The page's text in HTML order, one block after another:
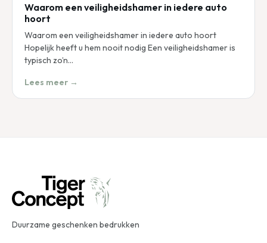
Waarom een veiligheidshamer in iedere auto
hoort
Waarom een veiligheidshamer in iedere auto hoort
Hopelijk heeft u hem nooit nodig Een veiligheidshamer is
typisch zo’n…
Lees meer →
Duurzame geschenken bedrukken